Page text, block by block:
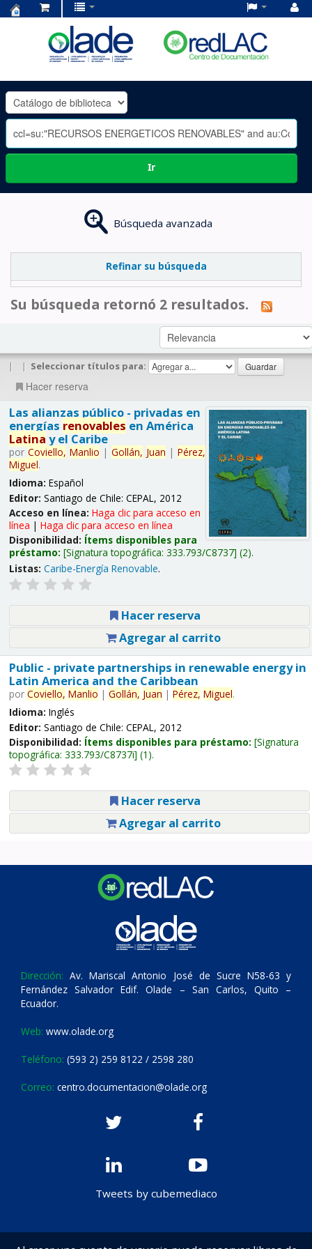
OLADE
-
Ir
Búsqueda avanzada
Refinar su búsqueda
Su búsqueda retornó 2 resultados.
| | Seleccionar títulos para:
Hacer reserva
Las alianzas público - privadas en
energías renovables en América
Latina y el Caribe
por Coviello, Manlio | Gollán, Juan | Pérez,
Miguel.
Idioma: Español
Editor: Santiago de Chile: CEPAL, 2012
Acceso en línea: Haga clic para acceso en
línea | Haga clic para acceso en línea
Disponibilidad: Ítems disponibles para
préstamo: Signatura topográfica: 333.793/C8737 (2).
Listas: Caribe-Energía Renovable.
Hacer reserva
Agregar al carrito
Public - private partnerships in renewable energy in
Latin America and the Caribbean
por Coviello, Manlio | Gollán, Juan | Pérez, Miguel.
Idioma: Inglés
Editor: Santiago de Chile: CEPAL, 2012
Disponibilidad: Ítems disponibles para préstamo: Signatura
topográfica: 333.793/C8737i (1).
Hacer reserva
Agregar al carrito
Dirección: Av. Mariscal Antonio José de Sucre N58-63 y
Fernández Salvador Edif. Olade – San Carlos, Quito –
Ecuador.
Web: www.olade.org
Teléfono: (593 2) 259 8122 / 2598 280
Correo: centro.documentacion@olade.org
Tweets by cubemediaco